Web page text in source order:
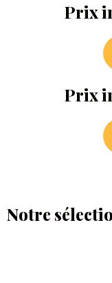
Prix
Prix
Notre